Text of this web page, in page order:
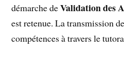
démarche deValidation des
est retenue. La transmission
compétences à travers le